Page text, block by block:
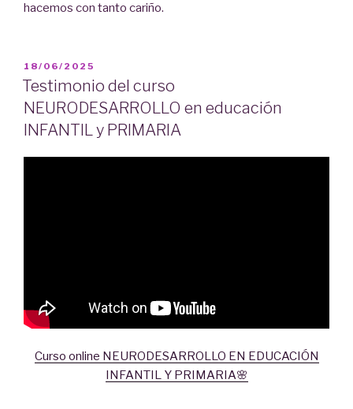
hacemos con tanto cariño.
PUBLICADO
EL
18/06/2025
Testimonio del curso
NEURODESARROLLO en educación
INFANTIL y PRIMARIA
Curso online NEURODESARROLLO EN EDUCACIÓN
INFANTIL Y PRIMARIA🌸